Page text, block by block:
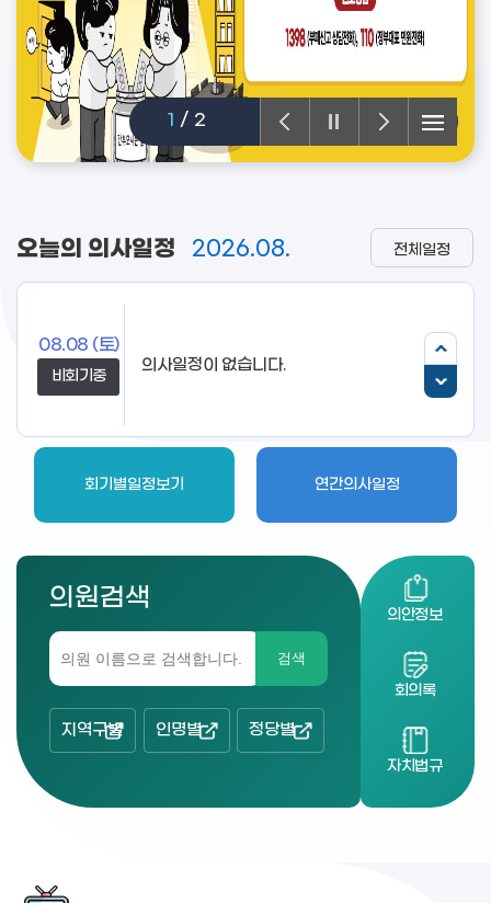
1 / 2
오늘의 의사일정 2026.08.
08.08 (토)
비회기중
회기별일정보기 연간의사일정
전체일정
의원검색
검색
지역구별 인명별 정당별
의안정보
회의록
자치법규